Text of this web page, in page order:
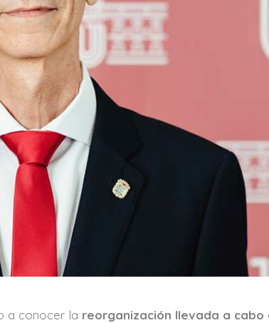
a conocer la reorganización llevada a cabo